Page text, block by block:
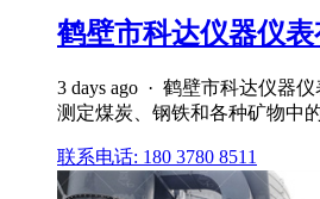
鹤壁市科达仪器仪表
3 days ago · 鹤壁市科达仪器
测定煤炭、钢铁和各种矿物中
联系电话: 180 3780 8511